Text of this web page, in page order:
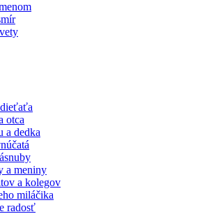
otca
a dedka
a meniny
a kolegov
miláčika
radosť